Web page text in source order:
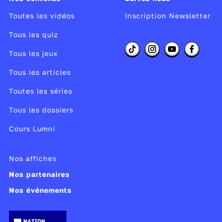
Toutes les vidéos
Tous les quiz
Tous les jeux
Tous les articles
Toutes les séries
Tous les dossiers
Cours Lumni
Inscription Newsletter
Nos affiches
Nos partenaires
Nos événements